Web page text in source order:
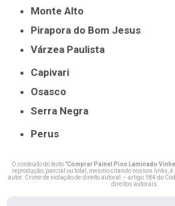
Monte Alto
Pirapora do Bom Jesus
Várzea Paulista
Capivari
Osasco
Serra Negra
Perus
O conteúdo do texto "Comprar Painel Piso Laminado
reprodução, parcial ou total, mesmo citando nossos links,
autor. Crime de violação de direito autoral – artigo 184 do
direitos autorais